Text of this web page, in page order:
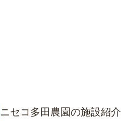
ニセコ多田農園の施設紹介